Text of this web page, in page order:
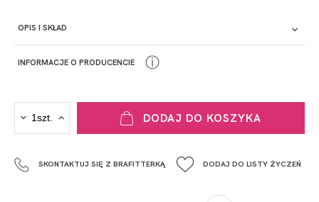
OPIS I SKŁAD
INFORMACJE O PRODUCENCIE
Fashiontex Group Sp.z o.o. Spółka komandytowa
+48 42 719 43 15
ⓘ
DODAJ DO KOSZYKA
SKONTAKTUJ SIĘ Z BRAFITTERKĄ DODAJ DO LISTY ŻYCZEŃ